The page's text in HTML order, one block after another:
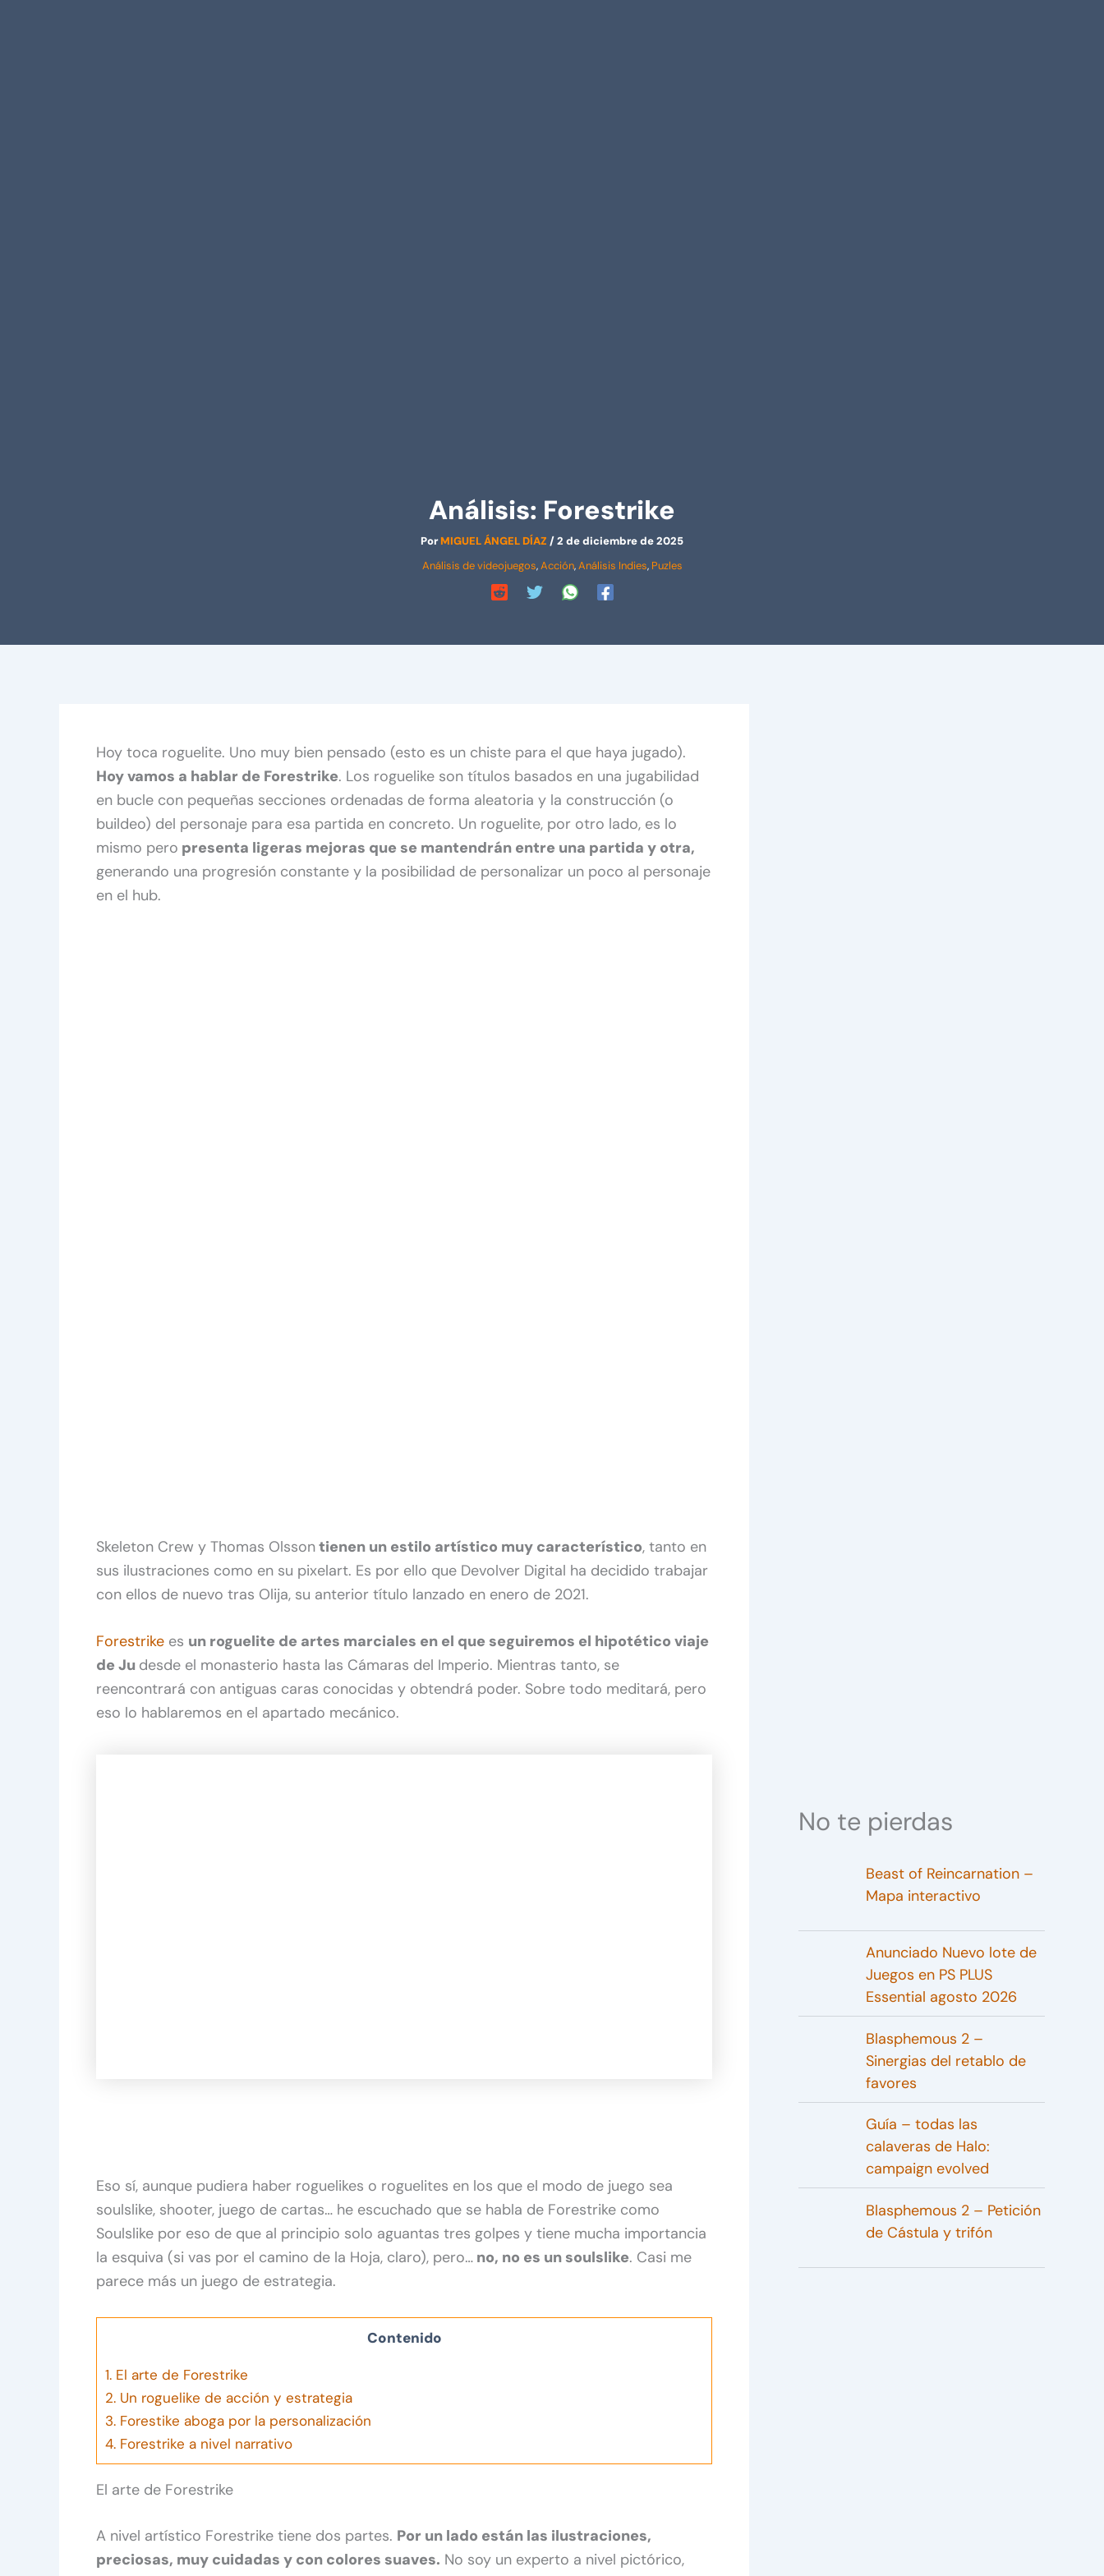
Análisis: Forestrike
PorMIGUEL ÁNGEL DÍAZ /2 de diciembre de 2025
Análisis de videojuegos,Acción,Análisis Indies, Puzles
Hoy toca roguelite. Uno muy bien pensado (esto es un chiste para el que haya jugado).
Hoy vamos a hablar de Forestrike. Los roguelike son títulos basados en una jugabilidad
en bucle con pequeñas secciones ordenadas de forma aleatoria y la construcción (o
buildeo) del personaje para esa partida en concreto. Un roguelite, por otro lado, es lo
mismo pero presenta ligeras mejoras que se mantendrán entre una partida y otra,
generando una progresión constante y la posibilidad de personalizar un poco al personaje
en el hub.
Skeleton Crew y Thomas Olssontienen un estilo artístico muy característico, tanto en
sus ilustraciones como en su pixelart. Es por ello que Devolver Digital ha decidido trabajar
con ellos de nuevo tras Olija, su anterior título lanzado en enero de 2021.
Forestrike es un roguelite de artes marciales en el que seguiremos el hipotético viaje
de Ju desde el monasterio hasta las Cámaras del Imperio. Mientras tanto, se
reencontrará con antiguas caras conocidas y obtendrá poder. Sobre todo meditará, pero
eso lo hablaremos en el apartado mecánico.
Eso sí, aunque pudiera haber roguelikes o roguelites en los que el modo de juego sea
soulslike, shooter, juego de cartas… he escuchado que se habla de Forestrike como
Soulslike por eso de que al principio solo aguantas tres golpes y tiene mucha importancia
la esquiva (si vas por el camino de la Hoja, claro), pero… no, no es un soulslike. Casi me
parece más un juego de estrategia.
Contenido
1. El arte de Forestrike
2. Un roguelike de acción y estrategia
3. Forestike aboga por la personalización
4. Forestrike a nivel narrativo
El arte de Forestrike
A nivel artístico Forestrike tiene dos partes. Por un lado están las ilustraciones,
preciosas, muy cuidadas y con colores suaves. No soy un experto a nivel pictórico,
No te pierdas
Beast of Reincarnation –
Mapa interactivo
Anunciado Nuevo lote de
Juegos en PS PLUS
Essential agosto 2026
Blasphemous 2 –
Sinergias del retablo de
favores
Guía – todas las
calaveras de Halo:
campaign evolved
Blasphemous 2 – Petición
de Cástula y trifón